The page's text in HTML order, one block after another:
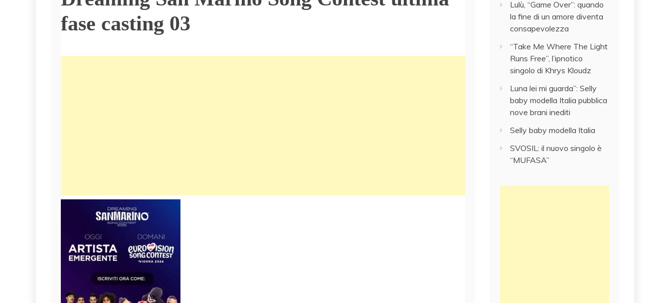
fase casting 03
Lulù, “Game Over”: quando
la fine di un amore diventa
consapevolezza
“Take Me Where The Light
Runs Free”, l’ipnotico
singolo di Khrys Kloudz
Luna lei mi guarda”: Selly
baby modella Italia pubblica
nove brani inediti
Selly baby modella Italia
SVOSIL: il nuovo singolo è
“MUFASA”